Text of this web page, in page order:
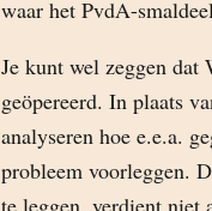
waar het PvdA-
Je kunt wel zeggen dat
geöpereerd. In plaats
analyseren hoe e.e.a.
probleem voorleggen.
te leggen, verdient niet